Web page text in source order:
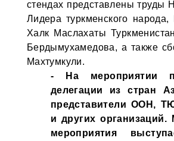
стендах представлены труды
Лидера туркменского народа,
Халк Маслахаты
Бердымухамедова, а также
Махтумкули.
- На мероприятии
делегации из стран
представители ООН,
и других организаций.
мероприятия